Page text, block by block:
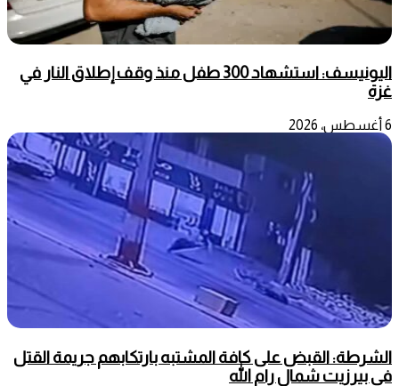
اليونيسف: استشهاد 300 طفل منذ وقف إطلاق النار في
غزة
6 أغسطس، 2026
الشرطة: القبض على كافة المشتبه بارتكابهم جريمة القتل
في بيرزيت شمال رام الله